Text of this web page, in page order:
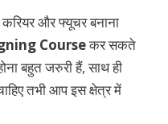
और फ्यूचर बनाना
Courseकर सकते
बहुत जरुरी हैं, साथ ही
तभी आप इस क्षेत्र में